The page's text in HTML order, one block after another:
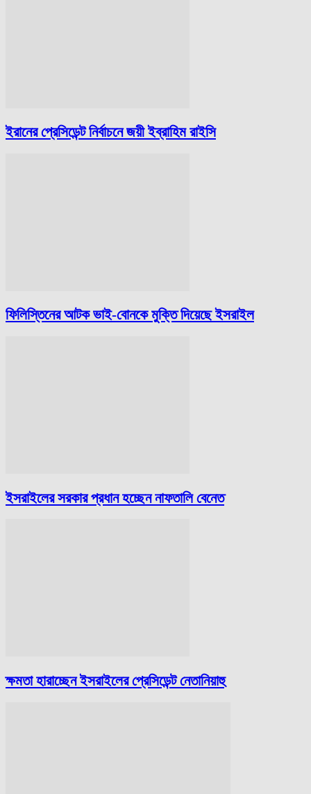
ইরানের প্রেসিডেন্ট নির্বাচনে জয়ী ইব্রাহিম রাইসি
ফিলিস্তিনের আটক ভাই-বোনকে মুক্তি দিয়েছে ইসরাইল
ইসরাইলের সরকার প্রধান হচ্ছেন নাফতালি বেনেত
ক্ষমতা হারাচ্ছেন ইসরাইলের প্রেসিডেন্ট নেতানিয়াহু